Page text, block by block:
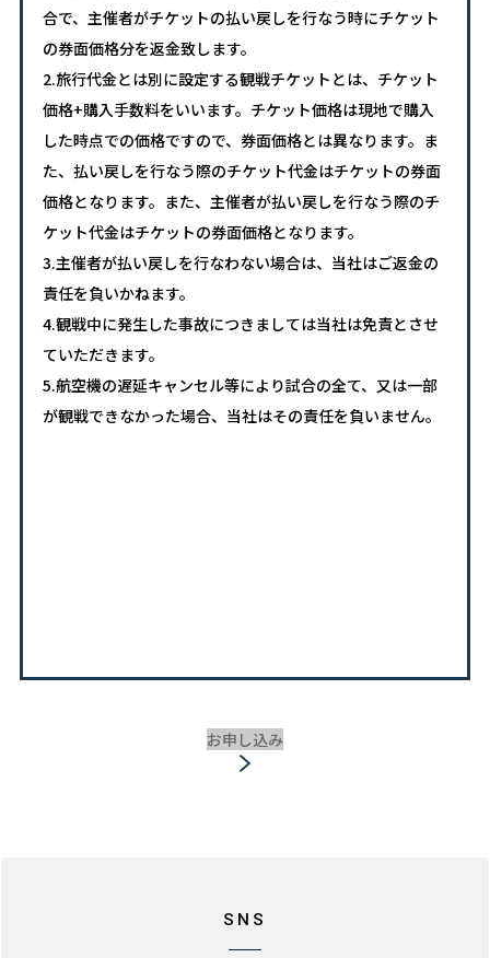
合で、主催者がチケットの払い戻しを行なう時にチケット
の券面価格分を返金致します。
2.旅行代金とは別に設定する観戦チケットとは、チケット
価格+購入手数料をいいます。チケット価格は現地で購入
した時点での価格ですので、券面価格とは異なります。ま
た、払い戻しを行なう際のチケット代金はチケットの券面
価格となります。また、主催者が払い戻しを行なう際のチ
ケット代金はチケットの券面価格となります。
3.主催者が払い戻しを行なわない場合は、当社はご返金の
責任を負いかねます。
4.観戦中に発生した事故につきましては当社は免責とさせ
ていただきます。
5.航空機の遅延キャンセル等により試合の全て、又は一部
が観戦できなかった場合、当社はその責任を負いません。
お申し込み
SNS